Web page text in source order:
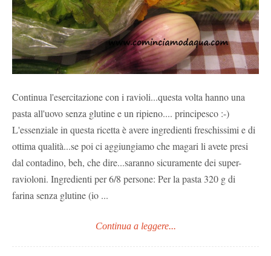
Continua l'esercitazione con i ravioli...questa volta hanno una
pasta all'uovo senza glutine e un ripieno.... principesco :-)
L'essenziale in questa ricetta è avere ingredienti freschissimi e di
ottima qualità...se poi ci aggiungiamo che magari li avete presi
dal contadino, beh, che dire...saranno sicuramente dei super-
ravioloni. Ingredienti per 6/8 persone: Per la pasta 320 g di
farina senza glutine (io ...
Continua a leggere...